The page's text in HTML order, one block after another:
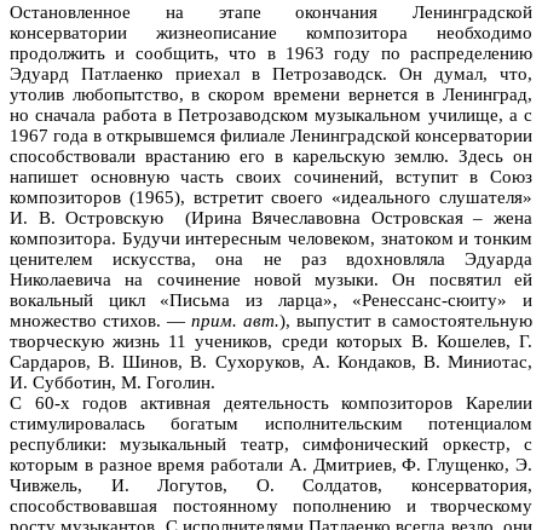
Остановленное на этапе окончания Ленинградской
консерватории жизнеописание композитора необходимо
продолжить и сообщить, что в 1963 году по распределению
Эдуард Патлаенко приехал в Петрозаводск. Он думал, что,
утолив любопытство, в скором времени вернется в Ленинград,
но сначала работа в Петрозаводском музыкальном училище, а с
1967 года в открывшемся филиале Ленинградской консерватории
способствовали врастанию его в карельскую землю. Здесь он
напишет основную часть своих сочинений, вступит в Союз
композиторов (1965), встретит своего «идеального слушателя»
И. В. Островскую (Ирина Вячеславовна Островская – жена
композитора. Будучи интересным человеком, знатоком и тонким
ценителем искусства, она не раз вдохновляла Эдуарда
Николаевича на сочинение новой музыки. Он посвятил ей
вокальный цикл «Письма из ларца», «Ренессанс-сюиту» и
множество стихов. — прим. авт.), выпустит в самостоятельную
творческую жизнь 11 учеников, среди которых В. Кошелев, Г.
Сардаров, В. Шинов, В. Сухоруков, А. Кондаков, В. Миниотас,
И. Субботин, М. Гоголин.
С 60-х годов активная деятельность композиторов Карелии
стимулировалась богатым исполнительским потенциалом
республики: музыкальный театр, симфонический оркестр, с
которым в разное время работали А. Дмитриев, Ф. Глущенко, Э.
Чивжель, И. Логутов, О. Солдатов, консерватория,
способствовавшая постоянному пополнению и творческому